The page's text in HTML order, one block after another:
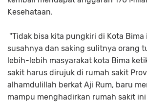
Kesehataan.
"Tidak bisa kita pungkiri di Kota Bima
susahnya dan saking sulitnya orang
lebih-lebih masyarakat kota Bima
sakit harus dirujuk di rumah sakit
alhamdulillah berkat Aji Rum, baru
mampu menghadirkan rumah sakit